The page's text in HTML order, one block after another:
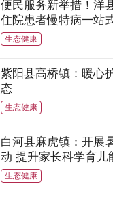
便民服务新举措！洋
住院患者慢特病一站
生态健康
紫阳县高桥镇：暖心
态
生态健康
白河县麻虎镇：开展
动 提升家长科学育儿
生态健康